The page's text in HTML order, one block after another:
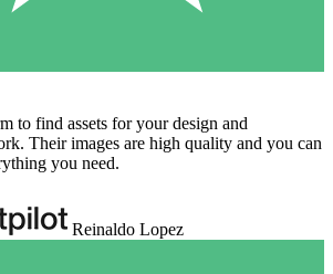
to find assets for your design and
Their images are high quality and you can
you need.
Reinaldo Lopez